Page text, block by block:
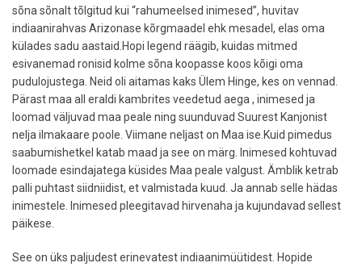
sõna sõnalt tõlgitud kui “rahumeelsed inimesed”, huvitav
indiaanirahvas Arizonase kõrgmaadel ehk mesadel, elas oma
külades sadu aastaid.Hopi legend räägib, kuidas mitmed
esivanemad ronisid kolme sõna koopasse koos kõigi oma
pudulojustega. Neid oli aitamas kaks Ülem Hinge, kes on vennad.
Pärast maa all eraldi kambrites veedetud aega , inimesed ja
loomad väljuvad maa peale ning suunduvad Suurest Kanjonist
nelja ilmakaare poole. Viimane neljast on Maa ise.Kuid pimedus
saabumishetkel katab maad ja see on märg. Inimesed kohtuvad
loomade esindajatega küsides Maa peale valgust. Ämblik ketrab
palli puhtast siidniidist, et valmistada kuud. Ja annab selle hädas
inimestele. Inimesed pleegitavad hirvenaha ja kujundavad sellest
päikese.
See on üks paljudest erinevatest indiaanimüütidest. Hopide